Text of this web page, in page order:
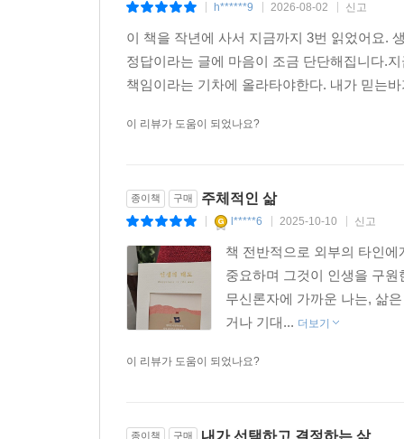
h******9 2026-08-02 신고
이 책을 작년에 사서 지금까지 3번 읽었어요.
정답이라는 글에 마음이 조금 단단해집니다.
책임이라는 기차에 올라타야한다. 내가 믿는
이 리뷰가 도움이 되었나요?
종이책 구매 주체적인 삶
l*****6 2025-10-10 신고
책 전반적으로 외부의 타인
중요하며 그것이 인생을 구
무신론자에 가까운 나는, 삶
거나 기대... 더보기
이 리뷰가 도움이 되었나요?
종이책 구매